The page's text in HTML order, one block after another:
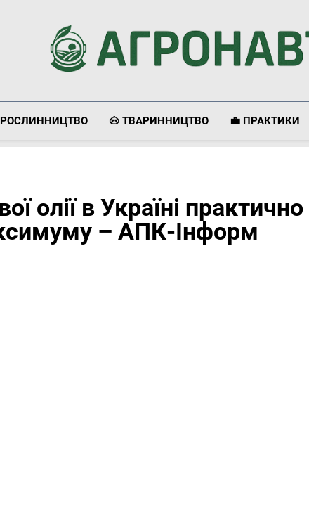
Агронавт
РОСЛИННИЦТВО 🐽 ТВАРИННИЦТВО 💼 ПРАКТИКИ
олії в Україні практично
– АПК-Інформ